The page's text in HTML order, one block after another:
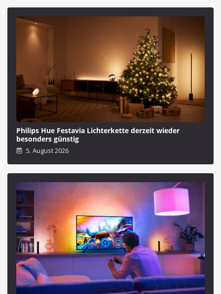
Philips Hue Festavia Lichterkette derzeit wieder
besonders günstig
5. August 2026